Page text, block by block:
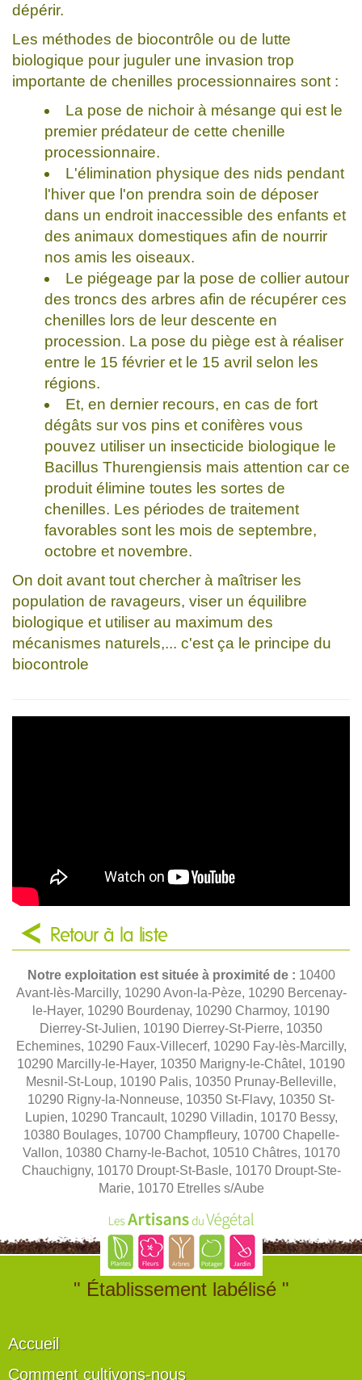
dépérir.
Les méthodes de biocontrôle ou de lutte
biologique pour juguler une invasion trop
importante de chenilles processionnaires sont :
La pose de nichoir à mésange qui est le
premier prédateur de cette chenille
processionnaire.
L'élimination physique des nids pendant
l'hiver que l'on prendra soin de déposer
dans un endroit inaccessible des enfants et
des animaux domestiques afin de nourrir
nos amis les oiseaux.
Le piégeage par la pose de collier autour
des troncs des arbres afin de récupérer ces
chenilles lors de leur descente en
procession. La pose du piège est à réaliser
entre le 15 février et le 15 avril selon les
régions.
Et, en dernier recours, en cas de fort
dégâts sur vos pins et conifères vous
pouvez utiliser un insecticide biologique le
Bacillus Thurengiensis mais attention car ce
produit élimine toutes les sortes de
chenilles. Les périodes de traitement
favorables sont les mois de septembre,
octobre et novembre.
On doit avant tout chercher à maîtriser les
population de ravageurs, viser un équilibre
biologique et utiliser au maximum des
mécanismes naturels,... c'est ça le principe du
biocontrole
Retour à la liste
Notre exploitation est située à proximité de : 10400
Avant-lès-Marcilly, 10290 Avon-la-Pèze, 10290 Bercenay-
le-Hayer, 10290 Bourdenay, 10290 Charmoy, 10190
Dierrey-St-Julien, 10190 Dierrey-St-Pierre, 10350
Echemines, 10290 Faux-Villecerf, 10290 Fay-lès-Marcilly,
10290 Marcilly-le-Hayer, 10350 Marigny-le-Châtel, 10190
Mesnil-St-Loup, 10190 Palis, 10350 Prunay-Belleville,
10290 Rigny-la-Nonneuse, 10350 St-Flavy, 10350 St-
Lupien, 10290 Trancault, 10290 Villadin, 10170 Bessy,
10380 Boulages, 10700 Champfleury, 10700 Chapelle-
Vallon, 10380 Charny-le-Bachot, 10510 Châtres, 10170
Chauchigny, 10170 Droupt-St-Basle, 10170 Droupt-Ste-
Marie, 10170 Etrelles s/Aube
" Établissement labélisé "
Accueil
Comment cultivons-nous